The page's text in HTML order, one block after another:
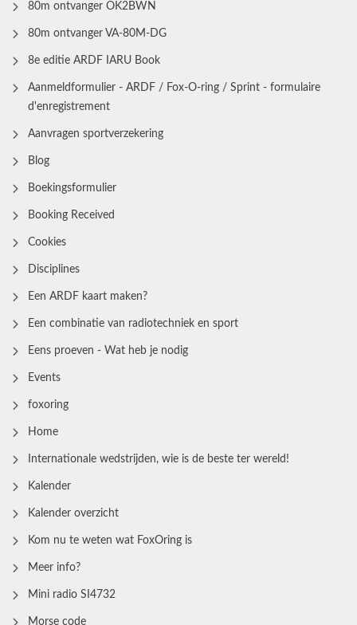
80m ontvanger OK2BWN
80m ontvanger VA-80M-DG
8e editie ARDF IARU Book
Aanmeldformulier - ARDF / Fox-O-ring / Sprint - formulaire
d'enregistrement
Aanvragen sportverzekering
Blog
Boekingsformulier
Booking Received
Cookies
Disciplines
Een ARDF kaart maken?
Een combinatie van radiotechniek en sport
Eens proeven - Wat heb je nodig
Events
foxoring
Home
Internationale wedstrijden, wie is de beste ter wereld!
Kalender
Kalender overzicht
Kom nu te weten wat FoxOring is
Meer info?
Mini radio SI4732
Morse code